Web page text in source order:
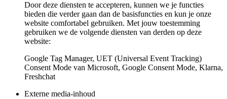
Door deze diensten te accepteren, kunnen we je functies
bieden die verder gaan dan de basisfuncties en kun je onze
website comfortabel gebruiken. Met jouw toestemming
gebruiken we de volgende diensten van derden op deze
website:
Google Tag Manager, UET (Universal Event Tracking)
Consent Mode van Microsoft, Google Consent Mode, Klarna,
Freshchat
Externe media-inhoud